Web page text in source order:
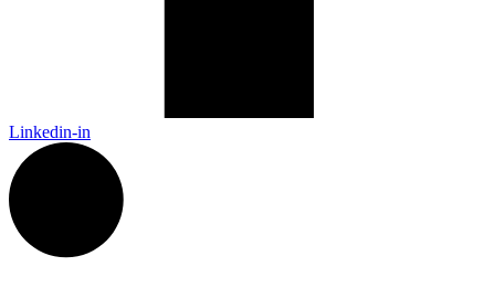
Linkedin-in